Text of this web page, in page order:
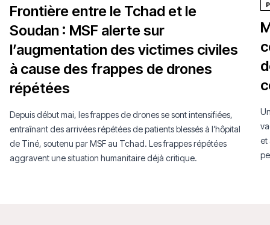
Frontière entre le Tchad et le
Soudan : MSF alerte sur
l’augmentation des victimes civiles
à cause des frappes de drones
répétées
Depuis début mai, les frappes de drones se sont intensifiées,
entraînant des arrivées répétées de patients blessés à l’hôpital
de Tiné, soutenu par MSF au Tchad. Les frappes répétées
aggravent une situation humanitaire déjà critique.
et